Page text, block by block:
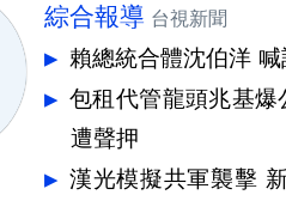
綜合報導 台視新聞
賴總統合體沈伯洋
包租代管龍頭兆基
遭聲押
漢光模擬共軍襲擊